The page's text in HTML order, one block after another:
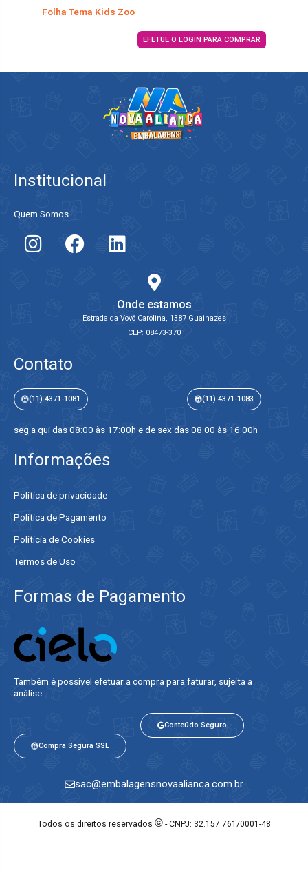
Folha Tema Kids Zoo
EFETUE O LOGIN PARA COMPRAR
Institucional
Quem Somos
Onde estamos
Estrada da Vovó Carolina, 1387 Guainazes
CEP: 08473-370
Contato
(11) 4371-1081 (11) 4371-1083
seg a qui das 08:00 às 17:00h e de sex das 08:00 às 16:00h
Informações
Política de privacidade
Politica de Pagamento
Políticia de Cookies
Termos de Uso
Formas de Pagamento
Também é possível efetuar a compra para faturar, sujeita a
análise.​
Compra Segura SSL
Conteúdo Seguro
sac@embalagensnovaalianca.com.br
Todos os direitos reservados ©- CNPJ: 32.157.761/0001-48